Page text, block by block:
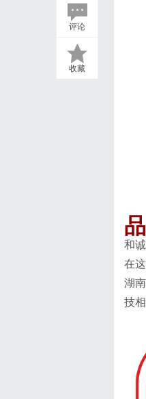
评论
收藏
和
在
湖
技